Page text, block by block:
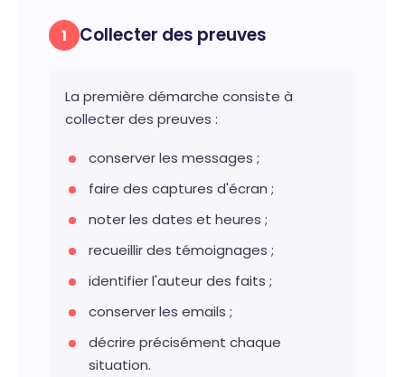
1 Collecter des preuves
La première démarche consiste à
collecter des preuves :
conserver les messages ;
faire des captures d'écran ;
noter les dates et heures ;
recueillir des témoignages ;
identifier l'auteur des faits ;
conserver les emails ;
décrire précisément chaque
situation.